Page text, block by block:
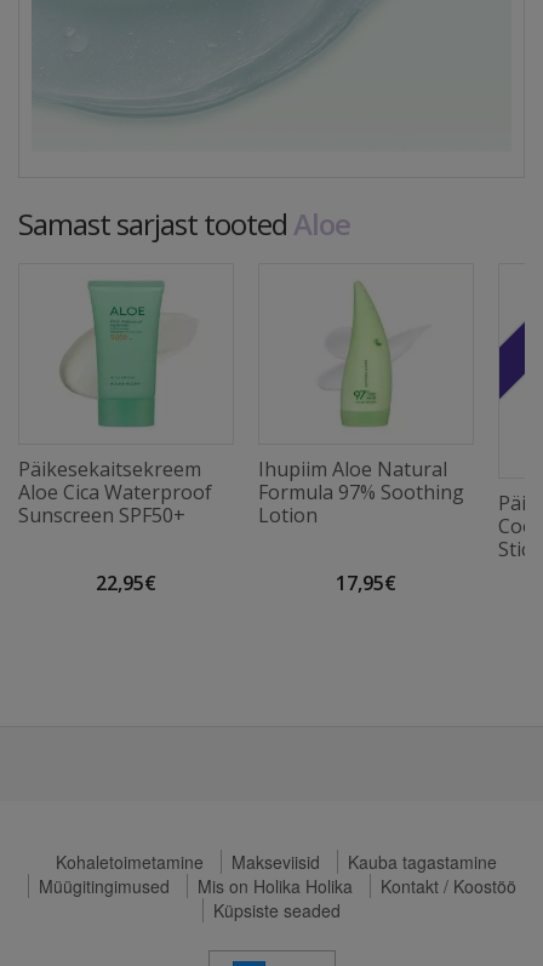
Samast sarjast tootedAloe
Päikesekaitsekreem
Aloe Cica Waterproof
Sunscreen SPF50+
22,95€
Ihupiim Aloe Natural
Formula 97% Soothing
Lotion
17,95€
Kohaletoimetamine Makseviisid
Kauba tagastamine
Müügitingimused
Mis on Holika Holika
Kontakt / Koostöö
Küpsiste seaded